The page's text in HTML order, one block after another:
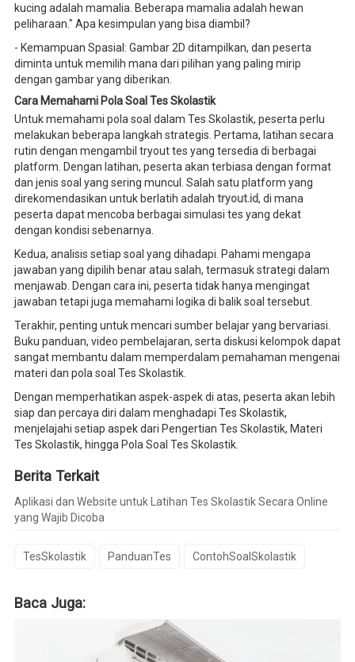
kucing adalah mamalia. Beberapa mamalia adalah hewan
peliharaan." Apa kesimpulan yang bisa diambil?
- Kemampuan Spasial: Gambar 2D ditampilkan, dan peserta
diminta untuk memilih mana dari pilihan yang paling mirip
dengan gambar yang diberikan.
Cara Memahami Pola Soal Tes Skolastik
Untuk memahami pola soal dalam Tes Skolastik, peserta perlu
melakukan beberapa langkah strategis. Pertama, latihan secara
rutin dengan mengambil tryout tes yang tersedia di berbagai
platform. Dengan latihan, peserta akan terbiasa dengan format
dan jenis soal yang sering muncul. Salah satu platform yang
direkomendasikan untuk berlatih adalah tryout.id, di mana
peserta dapat mencoba berbagai simulasi tes yang dekat
dengan kondisi sebenarnya.
Kedua, analisis setiap soal yang dihadapi. Pahami mengapa
jawaban yang dipilih benar atau salah, termasuk strategi dalam
menjawab. Dengan cara ini, peserta tidak hanya mengingat
jawaban tetapi juga memahami logika di balik soal tersebut.
Terakhir, penting untuk mencari sumber belajar yang bervariasi.
Buku panduan, video pembelajaran, serta diskusi kelompok dapat
sangat membantu dalam memperdalam pemahaman mengenai
materi dan pola soal Tes Skolastik.
Dengan memperhatikan aspek-aspek di atas, peserta akan lebih
siap dan percaya diri dalam menghadapi Tes Skolastik,
menjelajahi setiap aspek dari Pengertian Tes Skolastik, Materi
Tes Skolastik, hingga Pola Soal Tes Skolastik.
Berita Terkait
Aplikasi dan Website untuk Latihan Tes Skolastik Secara Online
yang Wajib Dicoba
TesSkolastik PanduanTes ContohSoalSkolastik
Baca Juga: